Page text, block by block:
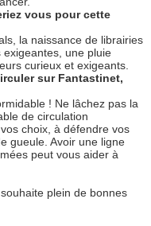
vous pour cette
la naissance de librairies
exigeantes, une pluie
curieux et exigeants.
sur Fantastinet,
! Ne lâchez pas la
de circulation
choix, à défendre vos
gueule. Avoir une ligne
peut vous aider à
plein de bonnes